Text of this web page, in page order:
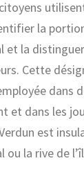
la
et la
Cette
dans
et dans les
est
ou la rive de